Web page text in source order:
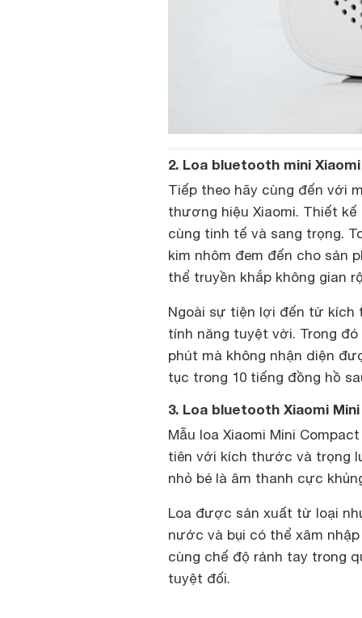
2. Loa bluetooth mini
Tiếp theo hãy cùng đến với
thương hiệu Xiaomi. Thiết
cùng tinh tế và sang trọng.
kim nhôm đem đến cho sản
thể truyền khắp không gian
Ngoài sự tiện lợi đến từ
tính năng tuyệt vời. Trong
phút mà không nhận diện
tục trong 10 tiếng đồng hồ
3. Loa bluetooth Xiaomi
Mẫu loa Xiaomi Mini
tiên với kích thước và trọng
nhỏ bé là âm thanh cực
Loa được sản xuất từ loại
nước và bụi có thể xâm
cùng chế độ rảnh tay trong
tuyệt đối.